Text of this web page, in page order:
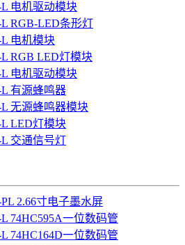
L 电机驱动模块
L RGB-LED条形灯
L 电机模块
L RGB LED灯模块
L 电机驱动模块
L 有源蜂鸣器
L 无源蜂鸣器模块
L LED灯模块
L 交通信号灯
2.66寸电子墨水屏
L 74HC595A一位数码管
L 74HC164D一位数码管